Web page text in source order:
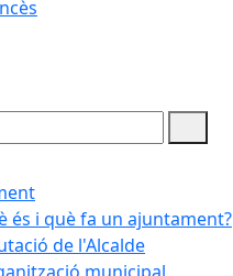
és i què fa un ajuntament?
de l'Alcalde